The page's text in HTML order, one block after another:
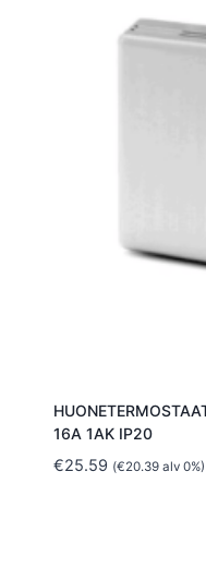
16A 1AK IP20
€25.59 (€20.39alv 0%)